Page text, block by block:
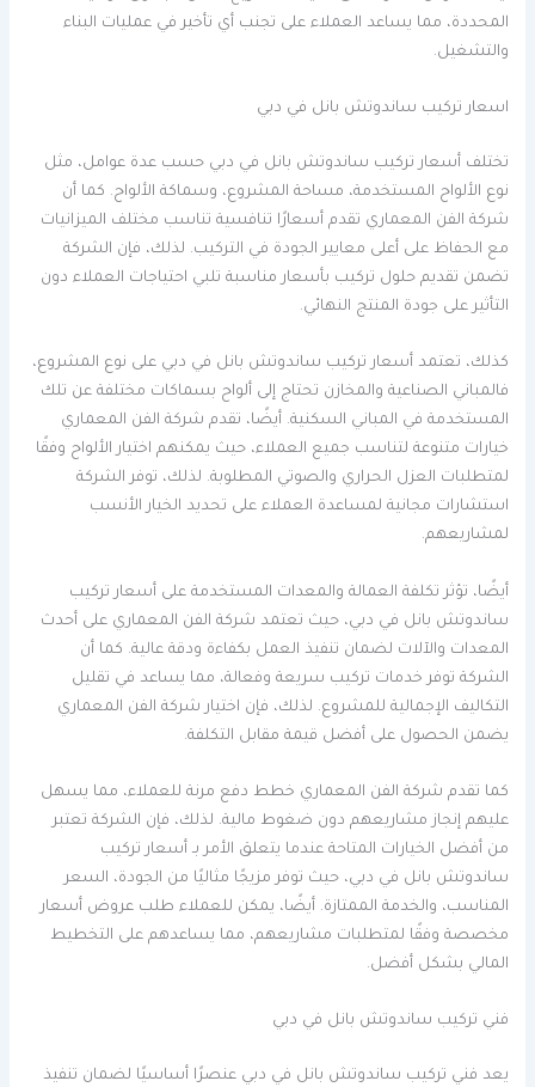
المحددة، مما يساعد العملاء على تجنب أي تأخير في عمليات البناء
والتشغيل.
اسعار تركيب ساندوتش بانل في دبي
تختلف أسعار تركيب ساندوتش بانل في دبي حسب عدة عوامل، مثل
نوع الألواح المستخدمة، مساحة المشروع، وسماكة الألواح. كما أن
شركة الفن المعماري تقدم أسعارًا تنافسية تناسب مختلف الميزانيات
مع الحفاظ على أعلى معايير الجودة في التركيب. لذلك، فإن الشركة
تضمن تقديم حلول تركيب بأسعار مناسبة تلبي احتياجات العملاء دون
التأثير على جودة المنتج النهائي.
كذلك، تعتمد أسعار تركيب ساندوتش بانل في دبي على نوع المشروع،
فالمباني الصناعية والمخازن تحتاج إلى ألواح بسماكات مختلفة عن تلك
المستخدمة في المباني السكنية. أيضًا، تقدم شركة الفن المعماري
خيارات متنوعة لتناسب جميع العملاء، حيث يمكنهم اختيار الألواح وفقًا
لمتطلبات العزل الحراري والصوتي المطلوبة. لذلك، توفر الشركة
استشارات مجانية لمساعدة العملاء على تحديد الخيار الأنسب
لمشاريعهم.
أيضًا، تؤثر تكلفة العمالة والمعدات المستخدمة على أسعار تركيب
ساندوتش بانل في دبي، حيث تعتمد شركة الفن المعماري على أحدث
المعدات والآلات لضمان تنفيذ العمل بكفاءة ودقة عالية. كما أن
الشركة توفر خدمات تركيب سريعة وفعالة، مما يساعد في تقليل
التكاليف الإجمالية للمشروع. لذلك، فإن اختيار شركة الفن المعماري
يضمن الحصول على أفضل قيمة مقابل التكلفة.
كما تقدم شركة الفن المعماري خطط دفع مرنة للعملاء، مما يسهل
عليهم إنجاز مشاريعهم دون ضغوط مالية. لذلك، فإن الشركة تعتبر
من أفضل الخيارات المتاحة عندما يتعلق الأمر بـ أسعار تركيب
ساندوتش بانل في دبي، حيث توفر مزيجًا مثاليًا من الجودة، السعر
المناسب، والخدمة الممتازة. أيضًا، يمكن للعملاء طلب عروض أسعار
مخصصة وفقًا لمتطلبات مشاريعهم، مما يساعدهم على التخطيط
المالي بشكل أفضل.
فني تركيب ساندوتش بانل في دبي
يعد فني تركيب ساندوتش بانل في دبي عنصرًا أساسيًا لضمان تنفيذ